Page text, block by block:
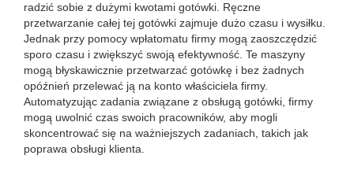
radzić sobie z dużymi kwotami gotówki. Ręczne
przetwarzanie całej tej gotówki zajmuje dużo czasu i wysiłku.
Jednak przy pomocy wpłatomatu firmy mogą zaoszczędzić
sporo czasu i zwiększyć swoją efektywność. Te maszyny
mogą błyskawicznie przetwarzać gotówkę i bez żadnych
opóźnień przelewać ją na konto właściciela firmy.
Automatyzując zadania związane z obsługą gotówki, firmy
mogą uwolnić czas swoich pracowników, aby mogli
skoncentrować się na ważniejszych zadaniach, takich jak
poprawa obsługi klienta.